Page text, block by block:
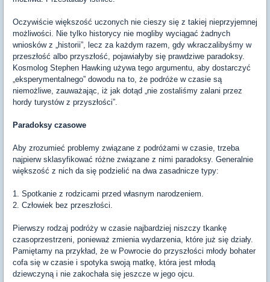
Oczywiście większość uczonych nie cieszy się z takiej nieprzyjemnej
możliwości. Nie tylko historycy nie mogliby wyciągać żadnych
wniosków z „historii”, lecz za każdym razem, gdy wkraczalibyśmy w
przeszłość albo przyszłość, pojawiałyby się prawdziwe paradoksy.
Kosmolog Stephen Hawking używa tego argumentu, aby dostarczyć
„eksperymentalnego” dowodu na to, że podróże w czasie są
niemożliwe, zauważając, iż jak dotąd „nie zostaliśmy zalani przez
hordy turystów z przyszłości”.
Paradoksy czasowe
Aby zrozumieć problemy związane z podróżami w czasie, trzeba
najpierw sklasyfikować różne związane z nimi paradoksy. Generalnie
większość z nich da się podzielić na dwa zasadnicze typy:
1. Spotkanie z rodzicami przed własnym narodzeniem.
2. Człowiek bez przeszłości.
Pierwszy rodzaj podróży w czasie najbardziej niszczy tkankę
czasoprzestrzeni, ponieważ zmienia wydarzenia, które już się działy.
Pamiętamy na przykład, że w Powrocie do przyszłości młody bohater
cofa się w czasie i spotyka swoją matkę, która jest młodą
dziewczyną i nie zakochała się jeszcze w jego ojcu.